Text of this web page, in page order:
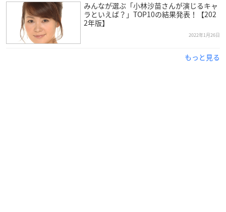
みんなが選ぶ「小林沙苗さんが演じるキャ
ラといえば？」TOP10の結果発表！【202
2年版】
2022年1月26日
もっと見る